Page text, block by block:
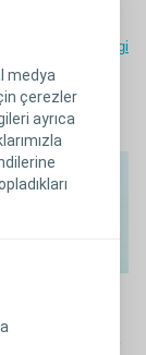
medya
çerezler
ayrıca
ayrıntılı bilgi